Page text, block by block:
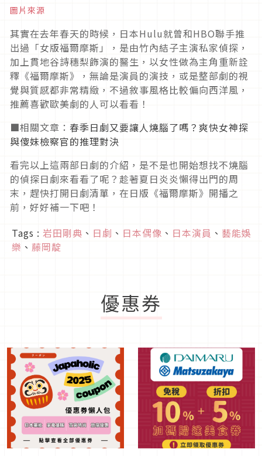
圖片來源
其實在去年春天的時候，日本Hulu就曾和HBO聯手推
出過「女版福爾摩斯」，是由竹內結子主演私家偵探，
加上貫地谷詩穗梨飾演的醫生，以女性做為主角重新詮
釋《福爾摩斯》，無論是演員的演技，或是整部劇的視
覺與質感都非常精緻，不過敘事風格比較偏向西洋風，
推薦喜歡歐美劇的人可以看看！
■相關文章： 春季日劇又要讓人燒腦了嗎？爽快女神探
與傻妹檢察官的推理對決
看完以上這兩部日劇的介紹，是不是也開始想找不燒腦
的偵探日劇來看看了呢？趁著夏日炎炎懶得出門的周
末，趕快打開日劇清單，在日版《福爾摩斯》開播之
前，好好補一下吧！
Tags : 岩田剛典 、 日劇 、 日本偶像 、 日本演員 、 藝能娛
樂 、 藤岡靛
優惠券